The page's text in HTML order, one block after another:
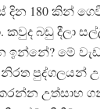
දින 180 කින්
කවුද බඩු දීලා
ඉන්නේ? මේ
පුද්ගලයන්
කරන්න උත්සාහ